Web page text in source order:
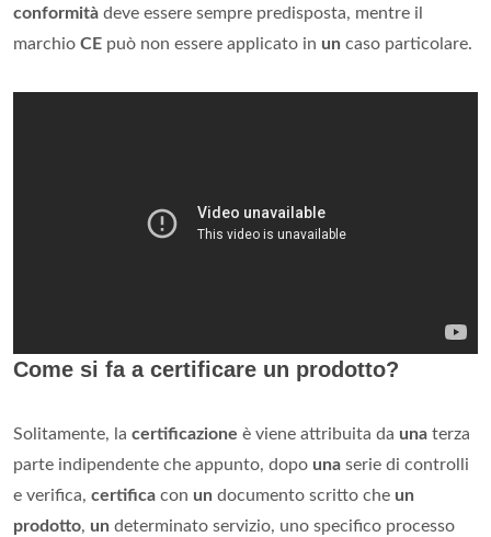
conformità deve essere sempre predisposta, mentre il
marchio CE può non essere applicato in un caso particolare.
Come si fa a certificare un prodotto?
Solitamente, la certificazione è viene attribuita da una terza
parte indipendente che appunto, dopo una serie di controlli
e verifica, certifica con un documento scritto che un
prodotto, un determinato servizio, uno specifico processo